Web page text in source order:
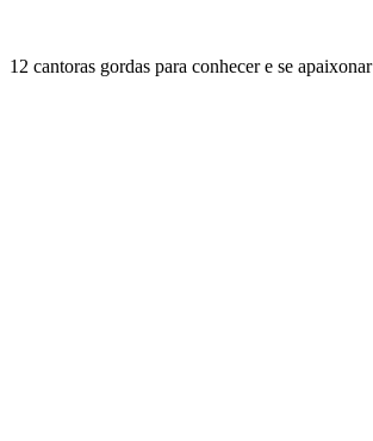
12 cantoras gordas para conhecer e se apaixonar